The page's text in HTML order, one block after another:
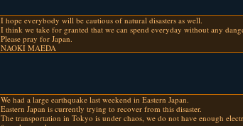
I hope everybody will be cautious of natural disasters as well.
I think we take for granted that we can spend everyday without any
Please pray for Japan.
NAOKI MAEDA
We had a large earthquake last weekend in Eastern Japan.
Eastern Japan is currently trying to recover from this disaster.
The transportation in Tokyo is under chaos, we do not have enough